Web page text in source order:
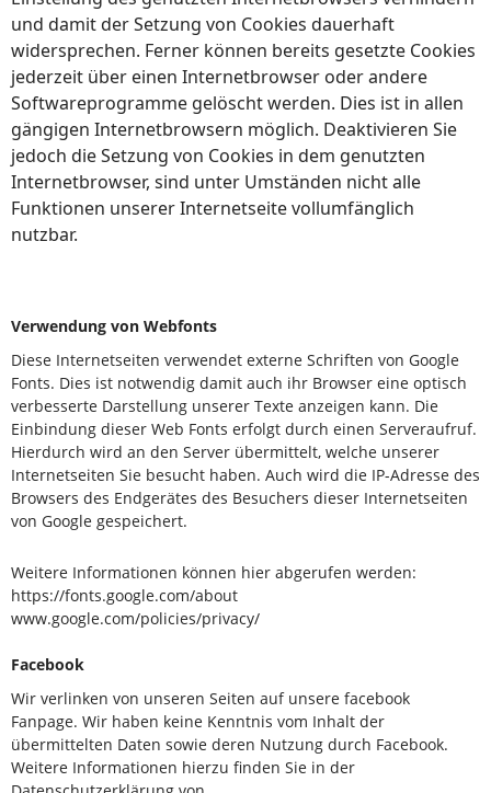
und damit der Setzung von Cookies dauerhaft
widersprechen. Ferner können bereits gesetzte Cookies
jederzeit über einen Internetbrowser oder andere
Softwareprogramme gelöscht werden. Dies ist in allen
gängigen Internetbrowsern möglich. Deaktivieren Sie
jedoch die Setzung von Cookies in dem genutzten
Internetbrowser, sind unter Umständen nicht alle
Funktionen unserer Internetseite vollumfänglich
nutzbar.
Verwendung von Webfonts
Diese Internetseiten verwendet externe Schriften von Google
Fonts. Dies ist notwendig damit auch ihr Browser eine optisch
verbesserte Darstellung unserer Texte anzeigen kann. Die
Einbindung dieser Web Fonts erfolgt durch einen Serveraufruf.
Hierdurch wird an den Server übermittelt, welche unserer
Internetseiten Sie besucht haben. Auch wird die IP-Adresse des
Browsers des Endgerätes des Besuchers dieser Internetseiten
von Google gespeichert.
Weitere Informationen können hier abgerufen werden:
https://fonts.google.com/about
www.google.com/policies/privacy/
Facebook
Wir verlinken von unseren Seiten auf unsere facebook
Fanpage. Wir haben keine Kenntnis vom Inhalt der
übermittelten Daten sowie deren Nutzung durch Facebook.
Weitere Informationen hierzu finden Sie in der